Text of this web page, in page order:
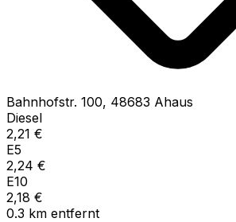
Bahnhofstr. 100, 48683 Ahaus
Diesel
2,21 €
E5
2,24 €
E10
2,18 €
0.3 km entfernt